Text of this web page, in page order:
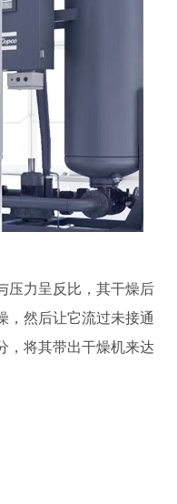
压力呈反比，其干燥后
，然后让它流过未接通
，将其带出干燥机来达